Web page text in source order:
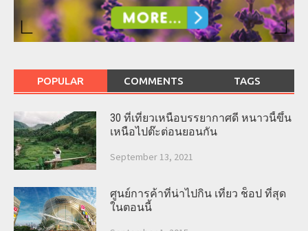
POPULAR COMMENTS TAGS
30 ที่เที่ยวเหนือบรรยากาศดี หนาวนี้ขึ้น
เหนือไปต๊ะต่อนยอนกัน
September 13, 2021
ศูนย์การค้าที่น่าไปกิน เที่ยว ช็อป ที่สุด
ในตอนนี้